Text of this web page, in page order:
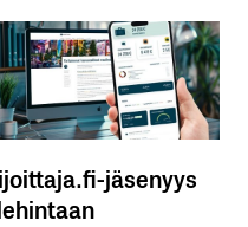
jäsenyys